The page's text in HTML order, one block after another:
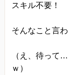
当方は、法
事前に本人
三者に開示
スキル不要！
そんなこと言
（え、待って
ｗ）